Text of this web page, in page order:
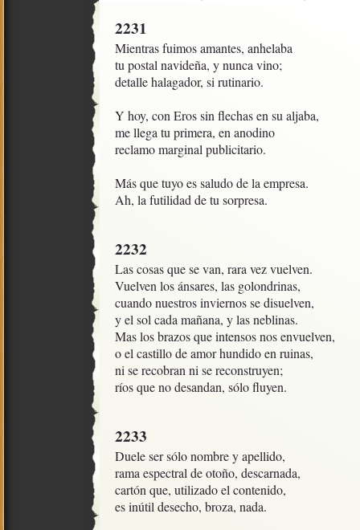
2231
Mientras fuimos amantes, anhelaba
tu postal navideña, y nunca vino;
detalle halagador, si rutinario.
Y hoy, con Eros sin flechas en su aljaba,
me llega tu primera, en anodino
reclamo marginal publicitario.
Más que tuyo es saludo de la empresa.
Ah, la futilidad de tu sorpresa.
2232
Las cosas que se van, rara vez vuelven.
Vuelven los ánsares, las golondrinas,
cuando nuestros inviernos se disuelven,
y el sol cada mañana, y las neblinas.
Mas los brazos que intensos nos envuelven,
o el castillo de amor hundido en ruinas,
ni se recobran ni se reconstruyen;
ríos que no desandan, sólo fluyen.
2233
Duele ser sólo nombre y apellido,
rama espectral de otoño, descarnada,
cartón que, utilizado el contenido,
es inútil desecho, broza, nada.